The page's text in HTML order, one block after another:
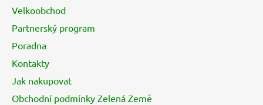
Velkoobchod
Partnerský program
Poradna
Kontakty
Jak nakupovat
Obchodní podmínky Zelená Země